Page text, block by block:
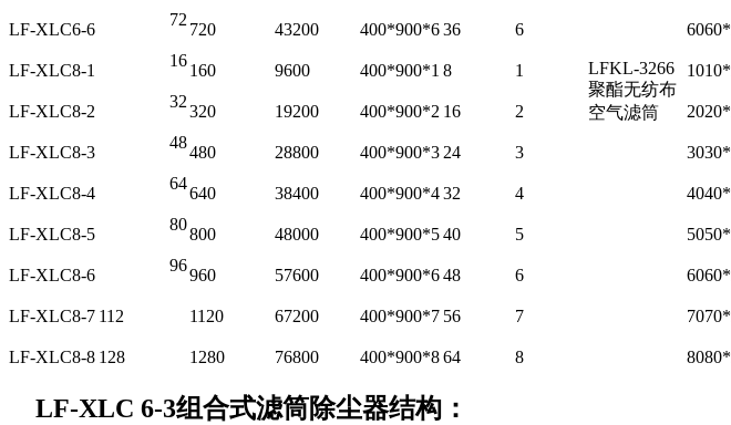
LFKL-3266
聚酯无纺布
空气滤筒
LF-XLC6-6
72
720 43200 400*900*636 6
LF-XLC8-1
16
160 9600 400*900*1 8 1
LF-XLC8-2
32
320 19200 400*900*2 16 2
LF-XLC8-3
48
480 28800 400*900*3 24 3
LF-XLC8-4
64
640 38400 400*900*432 4
LF-XLC8-5
80
800 48000 400*900*540 5
LF-XLC8-6
96
960 57600 400*900*648 6
LF-XLC8-7 112 1120 67200 400*900*7 56 7
LF-XLC8-8 128 1280 76800 400*900*864 8
LF-XLC 6-3组合式滤筒除尘器结构：